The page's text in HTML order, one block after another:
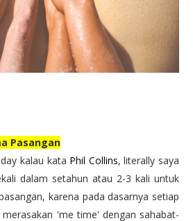
Pasangan
kalau kata Phil Collins, literally saya
dalam setahun atau 2-3 kali untuk
karena pada dasarnya setiap
'me time' dengan sahabat-